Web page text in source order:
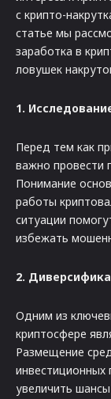
с крипто-
статье мы
заработка в
ловушек
1.
Перед тем как
важно провести
Понимание
работы
ситуации
избежать
2.
Одним из
криптосфере
Размещение
инвестиционных
увеличить